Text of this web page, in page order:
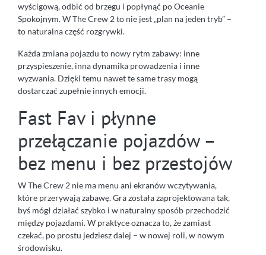
wyścigową, odbić od brzegu i popłynąć po Oceanie
Spokojnym. W The Crew 2 to nie jest „plan na jeden tryb” –
to naturalna część rozgrywki.
Każda zmiana pojazdu to nowy rytm zabawy: inne
przyspieszenie, inna dynamika prowadzenia i inne
wyzwania. Dzięki temu nawet te same trasy mogą
dostarczać zupełnie innych emocji.
Fast Fav i płynne
przełączanie pojazdów –
bez menu i bez przestojów
W The Crew 2 nie ma menu ani ekranów wczytywania,
które przerywają zabawę. Gra została zaprojektowana tak,
byś mógł działać szybko i w naturalny sposób przechodzić
między pojazdami. W praktyce oznacza to, że zamiast
czekać, po prostu jedziesz dalej – w nowej roli, w nowym
środowisku.